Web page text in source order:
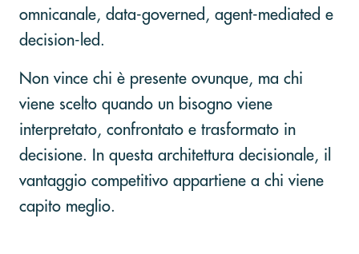
omnicanale, data-governed, agent-mediated e
decision-led.
Non vince chi è presente ovunque, ma chi
viene scelto quando un bisogno viene
interpretato, confrontato e trasformato in
decisione. In questa architettura decisionale, il
vantaggio competitivo appartiene a chi viene
capito meglio.